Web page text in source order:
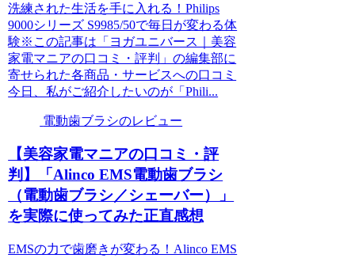
洗練された生活を手に入れる！Philips
9000シリーズ S9985/50で毎日が変わる体
験※この記事は「ヨガユニバース｜美容
家電マニアの口コミ・評判」の編集部に
寄せられた各商品・サービスへの口コミ
今日、私がご紹介したいのが「Phili...
電動歯ブラシのレビュー
【美容家電マニアの口コミ・評
判】「Alinco EMS電動歯ブラシ
（電動歯ブラシ／シェーバー）」
を実際に使ってみた正直感想
EMSの力で歯磨きが変わる！Alinco EMS